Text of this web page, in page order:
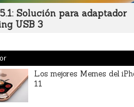
Solución para adaptador
USB 3
Los mejores Memes del
11